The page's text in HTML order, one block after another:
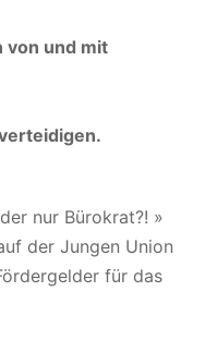
von und mit
nur Bürokrat?! »
der Jungen Union
für das